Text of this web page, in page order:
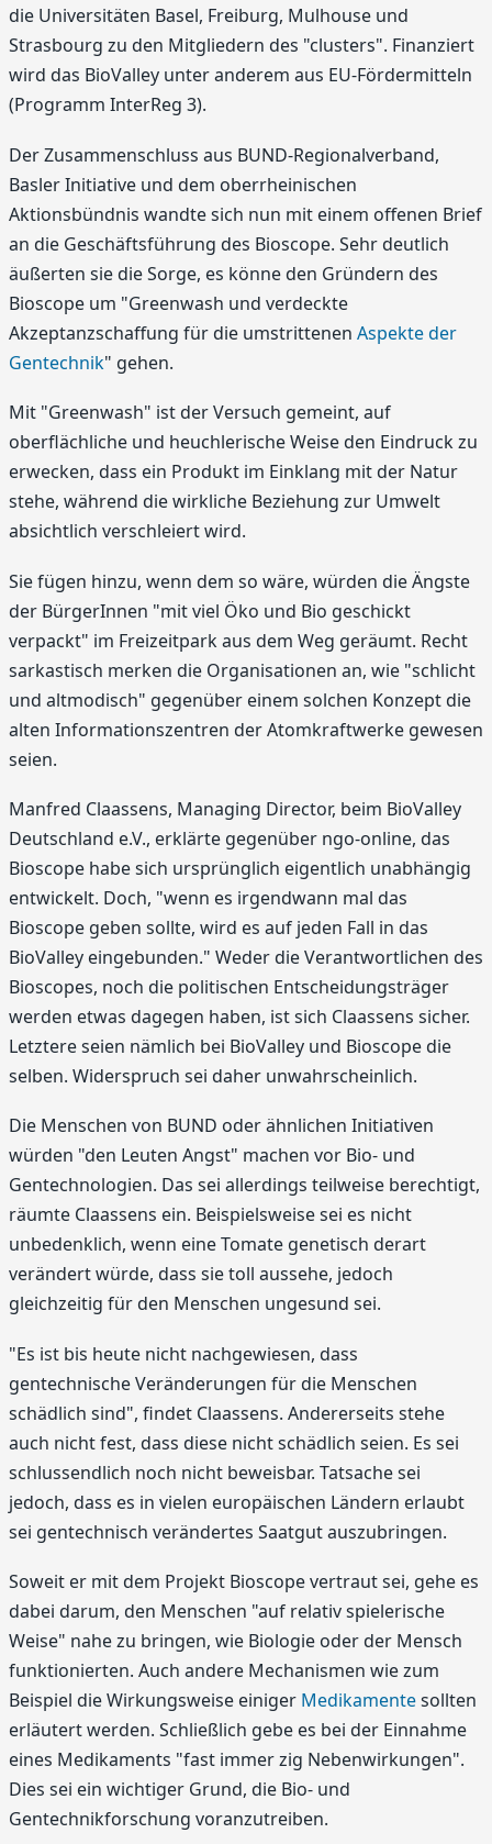
die Universitäten Basel, Freiburg, Mulhouse und
Strasbourg zu den Mitgliedern des "clusters". Finanziert
wird das BioValley unter anderem aus EU-Fördermitteln
(Programm InterReg 3).
Der Zusammenschluss aus BUND-Regionalverband,
Basler Initiative und dem oberrheinischen
Aktionsbündnis wandte sich nun mit einem offenen Brief
an die Geschäftsführung des Bioscope. Sehr deutlich
äußerten sie die Sorge, es könne den Gründern des
Bioscope um "Greenwash und verdeckte
Akzeptanzschaffung für die umstrittenen Aspekte der
Gentechnik" gehen.
Mit "Greenwash" ist der Versuch gemeint, auf
oberflächliche und heuchlerische Weise den Eindruck zu
erwecken, dass ein Produkt im Einklang mit der Natur
stehe, während die wirkliche Beziehung zur Umwelt
absichtlich verschleiert wird.
Sie fügen hinzu, wenn dem so wäre, würden die Ängste
der BürgerInnen "mit viel Öko und Bio geschickt
verpackt" im Freizeitpark aus dem Weg geräumt. Recht
sarkastisch merken die Organisationen an, wie "schlicht
und altmodisch" gegenüber einem solchen Konzept die
alten Informationszentren der Atomkraftwerke gewesen
seien.
Manfred Claassens, Managing Director, beim BioValley
Deutschland e.V., erklärte gegenüber ngo-online, das
Bioscope habe sich ursprünglich eigentlich unabhängig
entwickelt. Doch, "wenn es irgendwann mal das
Bioscope geben sollte, wird es auf jeden Fall in das
BioValley eingebunden." Weder die Verantwortlichen des
Bioscopes, noch die politischen Entscheidungsträger
werden etwas dagegen haben, ist sich Claassens sicher.
Letztere seien nämlich bei BioValley und Bioscope die
selben. Widerspruch sei daher unwahrscheinlich.
Die Menschen von BUND oder ähnlichen Initiativen
würden "den Leuten Angst" machen vor Bio- und
Gentechnologien. Das sei allerdings teilweise berechtigt,
räumte Claassens ein. Beispielsweise sei es nicht
unbedenklich, wenn eine Tomate genetisch derart
verändert würde, dass sie toll aussehe, jedoch
gleichzeitig für den Menschen ungesund sei.
"Es ist bis heute nicht nachgewiesen, dass
gentechnische Veränderungen für die Menschen
schädlich sind", findet Claassens. Andererseits stehe
auch nicht fest, dass diese nicht schädlich seien. Es sei
schlussendlich noch nicht beweisbar. Tatsache sei
jedoch, dass es in vielen europäischen Ländern erlaubt
sei gentechnisch verändertes Saatgut auszubringen.
Soweit er mit dem Projekt Bioscope vertraut sei, gehe es
dabei darum, den Menschen "auf relativ spielerische
Weise" nahe zu bringen, wie Biologie oder der Mensch
funktionierten. Auch andere Mechanismen wie zum
Beispiel die Wirkungsweise einiger Medikamentesollten
erläutert werden. Schließlich gebe es bei der Einnahme
eines Medikaments "fast immer zig Nebenwirkungen".
Dies sei ein wichtiger Grund, die Bio- und
Gentechnikforschung voranzutreiben.